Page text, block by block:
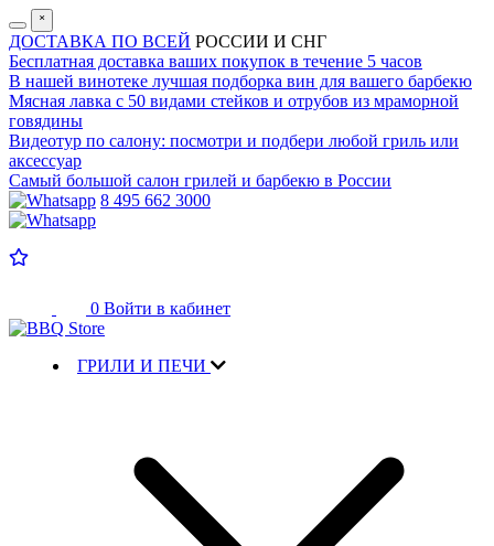
˟
ДОСТАВКА ПО ВСЕЙ РОССИИ И СНГ
Бесплатная доставка ваших покупок в течение 5 часов
В нашей винотеке лучшая подборка вин для вашего барбекю
Мясная лавка с 50 видами стейков и отрубов из мраморной
говядины
Видеотур по салону: посмотри и подбери любой гриль или
аксессуар
Самый большой салон грилей и барбекю в России
8 495 662 3000
0 Войти в кабинет
ГРИЛИ И ПЕЧИ